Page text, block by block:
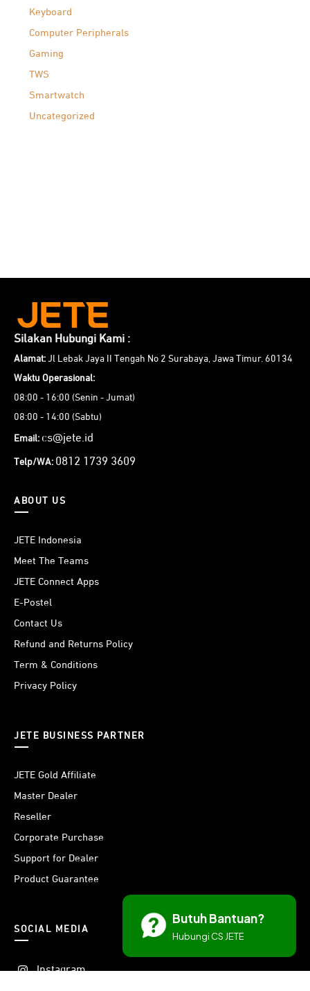
Keyboard
Computer Peripherals
Gaming
TWS
Smartwatch
Uncategorized
Silakan Hubungi Kami :
Alamat: Jl Lebak Jaya II Tengah No 2 Surabaya, Jawa Timur. 60134
Waktu Operasional:
08:00 - 16:00 (Senin - Jumat)
08:00 - 14:00 (Sabtu)
Email: cs@jete.id
Telp/WA: 0812 1739 3609
ABOUT US
JETE Indonesia
Meet The Teams
JETE Connect Apps
E-Postel
Contact Us
Refund and Returns Policy
Term & Conditions
Privacy Policy
JETE BUSINESS PARTNER
JETE Gold Affiliate
Master Dealer
Reseller
Corporate Purchase
Support for Dealer
Product Guarantee
SOCIAL MEDIA
Instagram
Butuh Bantuan?
Hubungi CS JETE